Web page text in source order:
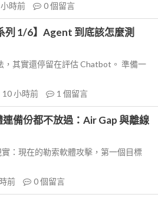
時前 0個留言
列 1/6】Agent 到底該怎麼測
，其實還停留在評估 Chatbot。 準備一
10 小時前 1 個留言
備份都不放過：Air Gap 與離線
：現在的勒索軟體攻擊，第一個目標
前 0個留言